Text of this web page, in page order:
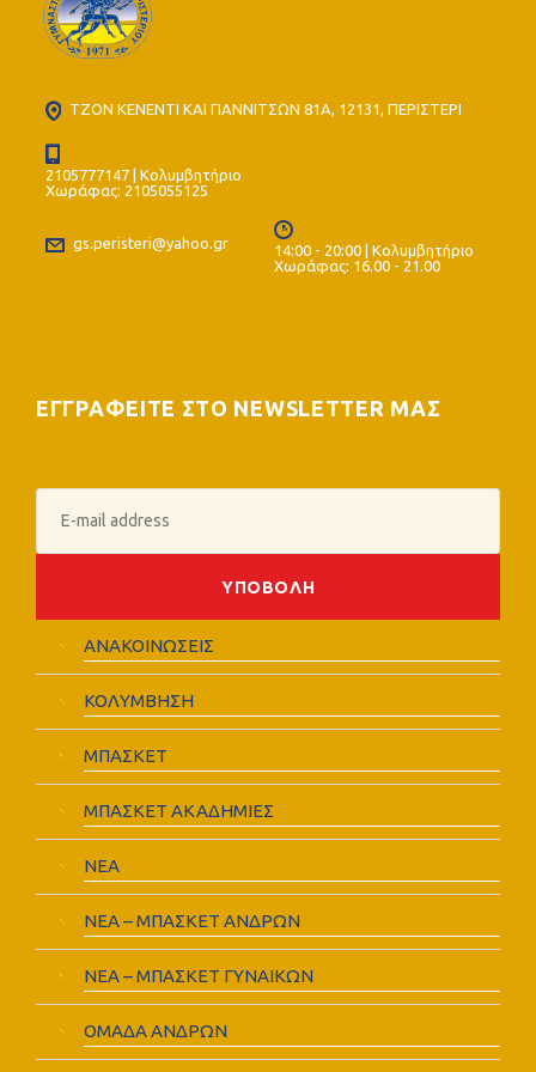
ΤΖΟΝ ΚΕΝΕΝΤΙ ΚΑΙ ΓΙΑΝΝΙΤΣΩΝ 81Α, 12131, ΠΕΡΙΣΤΕΡΙ
2105777147 | Κολυμβητήριο
Χωράφας: 2105055125
gs.peristeri@yahoo.gr
14:00 - 20:00 | Κολυμβητήριο
Χωράφας: 16.00 - 21.00
ΕΓΓΡΑΦΕΙΤΕ ΣΤΟ NEWSLETTER ΜΑΣ
ΑΝΑΚΟΙΝΩΣΕΙΣ
ΚΟΛΥΜΒΗΣΗ
ΜΠΑΣΚΕΤ
ΜΠΑΣΚΕΤ ΑΚΑΔΗΜΙΕΣ
ΝΕΑ
ΝΕΑ – ΜΠΑΣΚΕΤ ΑΝΔΡΩΝ
ΝΕΑ – ΜΠΑΣΚΕΤ ΓΥΝΑΙΚΩΝ
ΟΜΑΔΑ ΑΝΔΡΩΝ